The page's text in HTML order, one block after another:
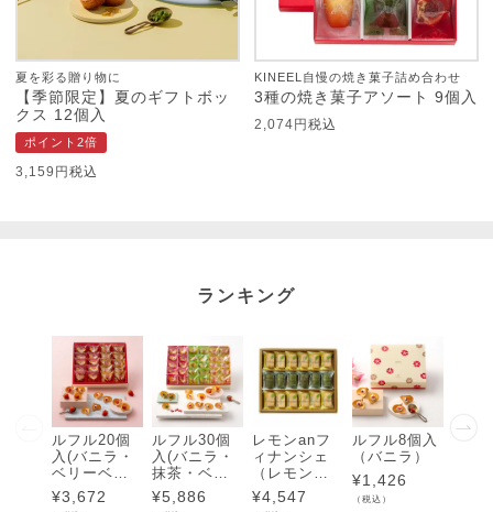
夏を彩る贈り物に
【季節限定】夏のギフトボッ
クス 12個入
ポイント2倍
3,159 税込
KINEEL自慢の焼き菓子詰め合わせ
3種の焼き菓子アソート 9個入
2,074 税込
ランキング
ルフル20個
入(バニラ・
ベリーベリ
ー)各10個入
¥3,672
ルフル30個
入(バニラ・
抹茶・ベリ
ーベリー)各1
0個入
¥5,886
レモンanフ
ィナンシェ
（レモン・
抹茶）18個
入
¥4,547
ルフル8個入
（バニラ）
¥1,426
（税込）